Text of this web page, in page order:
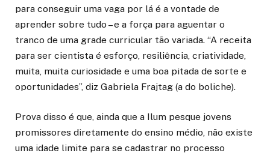
para conseguir uma vaga por lá é a vontade de
aprender sobre tudo – e a força para aguentar o
tranco de uma grade curricular tão variada. “A receita
para ser cientista é esforço, resiliência, criatividade,
muita, muita curiosidade e uma boa pitada de sorte e
oportunidades”, diz Gabriela Frajtag (a do boliche).
Prova disso é que, ainda que a Ilum pesque jovens
promissores diretamente do ensino médio, não existe
uma idade limite para se cadastrar no processo